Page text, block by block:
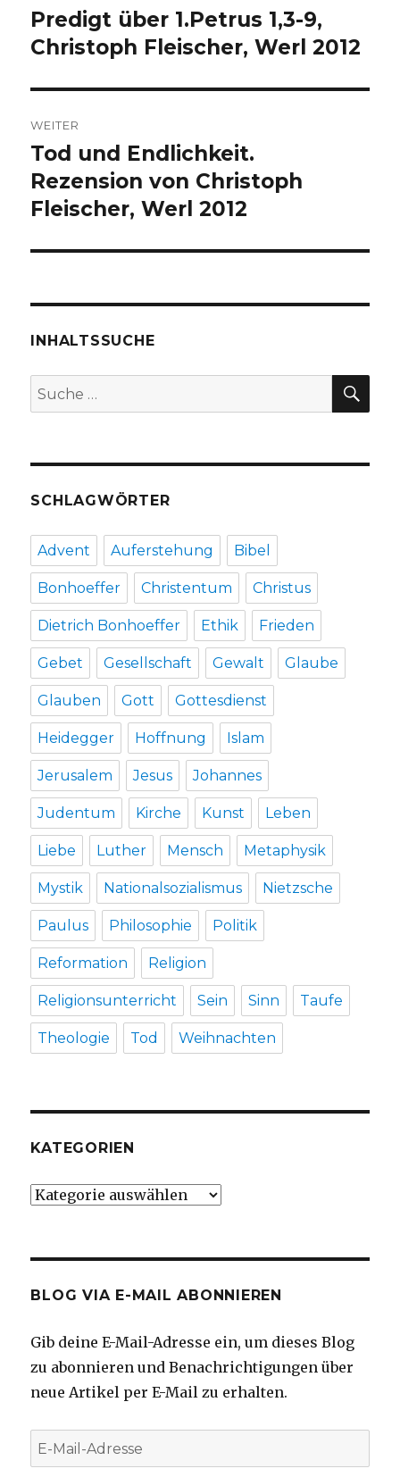
Vorheriger
Beitrag:
Predigt über 1.Petrus 1,3-9,
Christoph Fleischer, Werl 2012
WEITER
Nächster
Beitrag:
Tod und Endlichkeit.
Rezension von Christoph
Fleischer, Werl 2012
INHALTSSUCHE
Suche
nach:
SCHLAGWÖRTER
Advent Auferstehung Bibel
Bonhoeffer Christentum Christus
Dietrich Bonhoeffer Ethik Frieden
Gebet Gesellschaft Gewalt Glaube
Glauben Gott Gottesdienst
Heidegger Hoffnung Islam
Jerusalem Jesus Johannes
Judentum Kirche Kunst Leben
Liebe Luther Mensch Metaphysik
Mystik Nationalsozialismus Nietzsche
Paulus Philosophie Politik
Reformation Religion
Religionsunterricht Sein Sinn Taufe
Theologie Tod Weihnachten
KATEGORIEN
Kategorien
BLOG VIA E-MAIL ABONNIEREN
Gib deine E-Mail-Adresse ein, um dieses Blog
zu abonnieren und Benachrichtigungen über
neue Artikel per E-Mail zu erhalten.
E-
Mail-